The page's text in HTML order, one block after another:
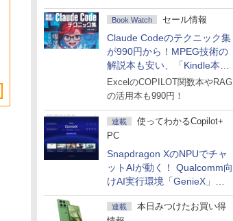
Book Watch セール情報
Claude Codeのテクニック集
が990円から！MPEG技術の
解説本も安い、「Kindle本サ
マーセール」第2弾開始！
ExcelのCOPILOT関数本やRAG
の活用本も990円！
連載
使ってわかるCopilot+
PC
Snapdragon XのNPUでチャ
ットAIが動く！ Qualcomm向
けAI実行環境「GenieX」を
試してみた
連載
本日みつけたお買い得